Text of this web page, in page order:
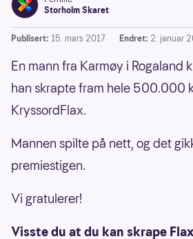
Storholm Skaret
Publisert: 15. mars 2017 Endret: 2. januar
En mann fra Karmøy i Rogaland
han skrapte fram hele 500.000
KryssordFlax.
Mannen spilte på nett, og det
premiestigen.
Vi gratulerer!
Visste du at du kan skrape